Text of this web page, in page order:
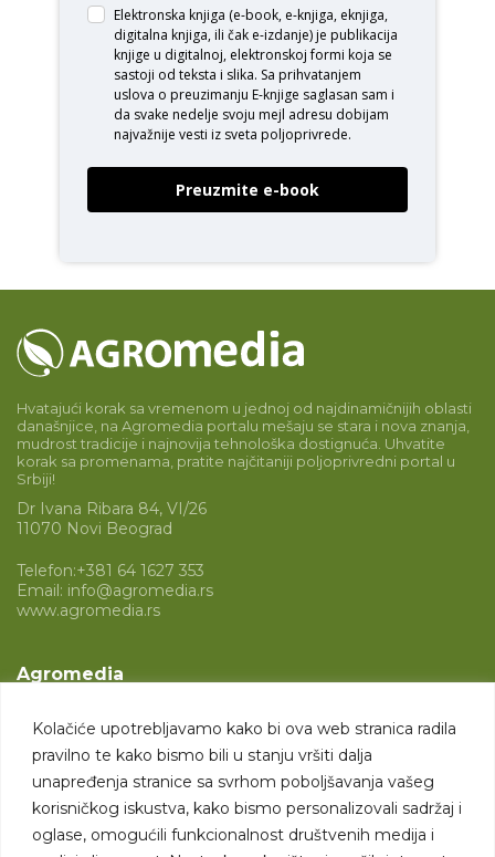
Kolačiće upotrebljavamo kako bi ova web stranica radila
pravilno te kako bismo bili u stanju vršiti dalja
unapređenja stranice sa svrhom poboljšavanja vašeg
korisničkog iskustva, kako bismo personalizovali sadržaj i
oglase, omogućili funkcionalnost društvenih medija i
Elektronska knjiga (e-book, e-knjiga, eknjiga,
digitalna knjiga, ili čak e-izdanje) je publikacija
knjige u digitalnoj, elektronskoj formi koja se
sastoji od teksta i slika. Sa prihvatanjem
uslova o preuzimanju E-knjige saglasan sam i
da svake nedelje svoju mejl adresu dobijam
najvažnije vesti iz sveta poljoprivrede.
Preuzmite e-book
Hvatajući korak sa vremenom u jednoj od najdinamičnijih oblasti
današnjice, na Agromedia portalu mešaju se stara i nova znanja,
mudrost tradicije i najnovija tehnološka dostignuća. Uhvatite
korak sa promenama, pratite najčitaniji poljoprivredni portal u
Srbiji!
Dr Ivana Ribara 84, VI/26
11070 Novi Beograd
Telefon:+381 64 1627 353
Email: info@agromedia.rs
www.agromedia.rs
Agromedia
Svet poljoprivrede
Marketing usluge
Tražimo saradnike